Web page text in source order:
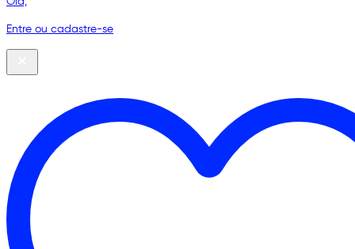
Entre ou cadastre-se